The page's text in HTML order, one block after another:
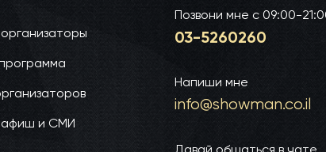
афиш и СМИ
Позвони мне с 09:00-
03-52­60­260
Напиши мне
info@show­man.co.il